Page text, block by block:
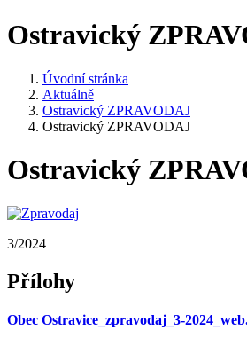
Ostravický
Úvodní stránka
Aktuálně
Ostravický ZPRAVODAJ
Ostravický ZPRAVODAJ
Ostravický
3/2024
Přílohy
Obec Ostravice_zpravodaj_3-